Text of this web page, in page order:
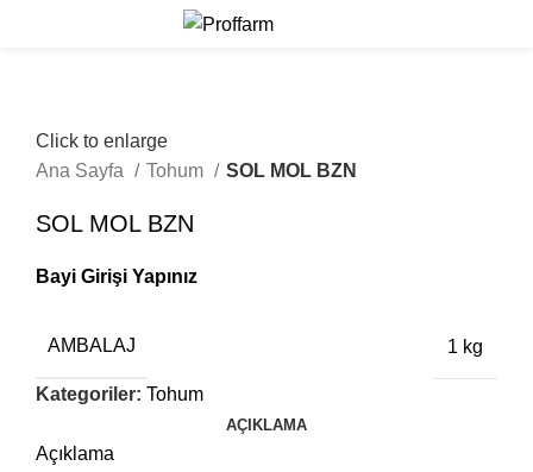
Click to enlarge
Ana Sayfa
Tohum SOL MOL BZN
SOL MOL BZN
Bayi Girişi Yapınız
AMBALAJ 1 kg
Kategoriler: Tohum
AÇIKLAMA
Açıklama